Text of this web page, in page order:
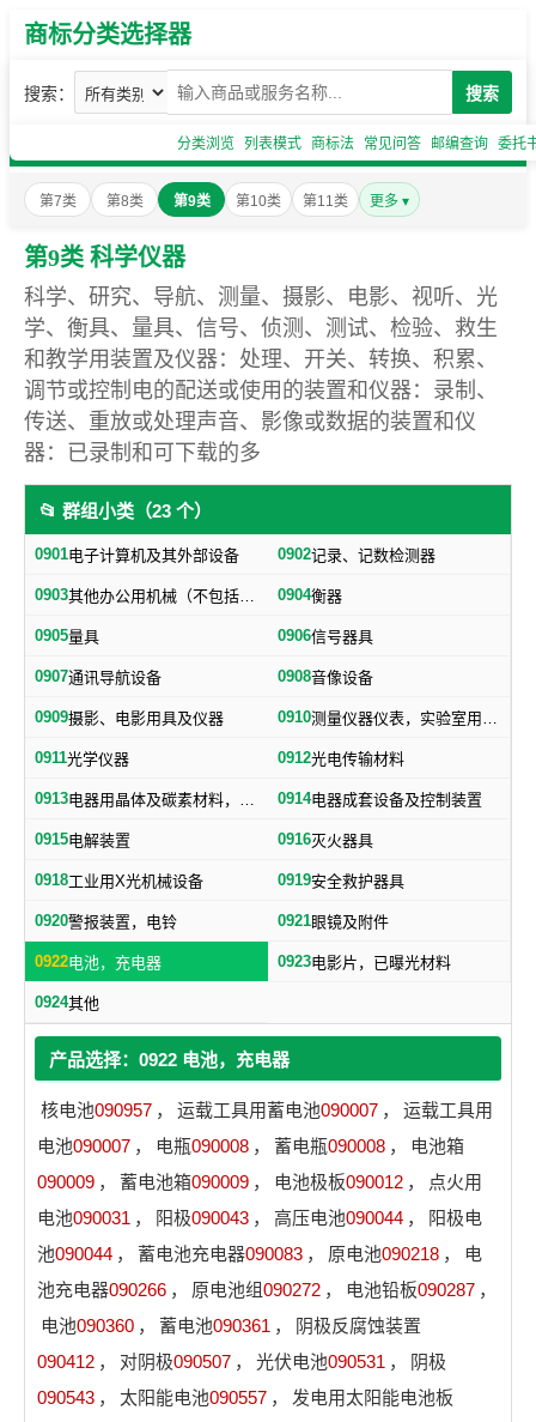
商标分类选择器
搜索： 搜索
分类浏览 列表模式 商标法 常见问答 邮编查询 委托
第7类 第8类 第9类 第10类 第11类 更多 ▾
第9类 科学仪器
科学、研究、导航、测量、摄影、电影、视听、光
学、衡具、量具、信号、侦测、测试、检验、救生
和教学用装置及仪器：处理、开关、转换、积累、
调节或控制电的配送或使用的装置和仪器：录制、
传送、重放或处理声音、影像或数据的装置和仪
器：已录制和可下载的多
📂 群组小类（23 个）
0901电子计算机及其外部设备 0902记录、记数检测器
0903 其他办公用机械（不包括打字机、誉写机、油印机） 0904衡器
0905量具 0906信号器具
0907通讯导航设备 0908音像设备
0909摄影、电影用具及仪器 0910 测量仪器仪表，实验室用器具，电测量仪器，科学仪器
0911光学仪器 0912光电传输材料
0913 电器用晶体及碳素材料，电子、电气通用元件 0914电器成套设备及控制装置
0915电解装置 0916灭火器具
0918工业用X光机械设备 0919安全救护器具
0920警报装置，电铃 0921眼镜及附件
0922电池，充电器 0923电影片，已曝光材料
0924其他
产品选择：0922 电池，充电器
核电池090957 ， 运载工具用蓄电池090007 ，
运载工具用
电池090007 ， 电瓶090008 ， 蓄电瓶090008 ，
电池箱
090009 ， 蓄电池箱090009 ， 电池极板090012 ，
点火用
电池090031 ， 阳极090043 ， 高压电池090044 ，
阳极电
池090044 ， 蓄电池充电器090083 ， 原电池090218 ，
电
池充电器090266 ， 原电池组090272 ， 电池铅板090287 ，
电池090360 ， 蓄电池090361 ，
阴极反腐蚀装置
090412 ， 对阴极090507 ， 光伏电池090531 ，
阴极
090543 ， 太阳能电池090557 ，
发电用太阳能电池板